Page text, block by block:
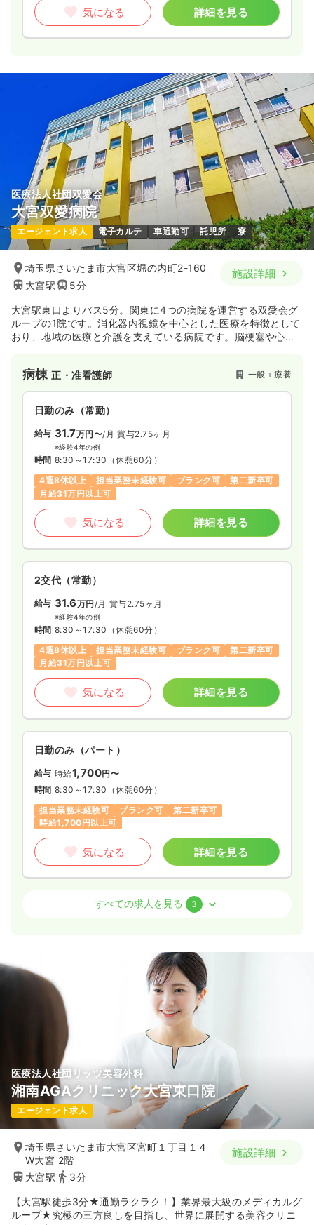
気になる 詳細を見る
医療法人社団双愛会
大宮双愛病院
エージェント求人 電子カルテ 車通勤可 託児所 寮
埼玉県さいたま市大宮区堀の内町2-160
大宮駅
5分
施設詳細
大宮駅東口よりバス5分。関東に4つの病院を運営する双愛会グ
ループの1院です。消化器内視鏡を中心とした医療を特徴として
おり、地域の医療と介護を支えている病院です。脳梗塞や心不
病棟正・准看護師 一般＋療養
日勤のみ（常勤）
給与 31.7万円〜/月 賞与2.75ヶ月
※経験4年の例
時間 8:30～17:30 （休憩60分）
4週8休以上
担当業務未経験可 ブランク可
第二新卒可
月給31万円以上可
気になる 詳細を見る
2交代（常勤）
給与 31.6万円 /月 賞与2.75ヶ月
※経験4年の例
時間 8:30～17:30 （休憩60分）
4週8休以上
担当業務未経験可 ブランク可
第二新卒可
月給31万円以上可
気になる 詳細を見る
日勤のみ（パート）
給与 時給1,700円〜
時間 8:30～17:30 （休憩60分）
担当業務未経験可
ブランク可
第二新卒可
時給1,700円以上可
気になる 詳細を見る
正・准看護師
賞与2.8ヶ月
時間 8:30～17:30
日祝休み
ブランク可
詳細を見る
オペ室(手術室) 正・准看護師
日勤のみ（常勤） 一時募集休止
給与 25.4万円/月 賞与74.1万円
※経験4年の例
時間 8:30～17:30
月給25万円以上可
すべての求人を見る 3
医療法人社団リッツ美容外科
湘南AGAクリニック大宮東口院
エージェント求人
埼玉県さいたま市大宮区宮町１丁目１４
W大宮 2階
大宮駅
3分
施設詳細
【大宮駅徒歩3分★通勤ラクラク！】業界最大級のメディカルグ
ループ★究極の三方良しを目指し、世界に展開する美容クリニ